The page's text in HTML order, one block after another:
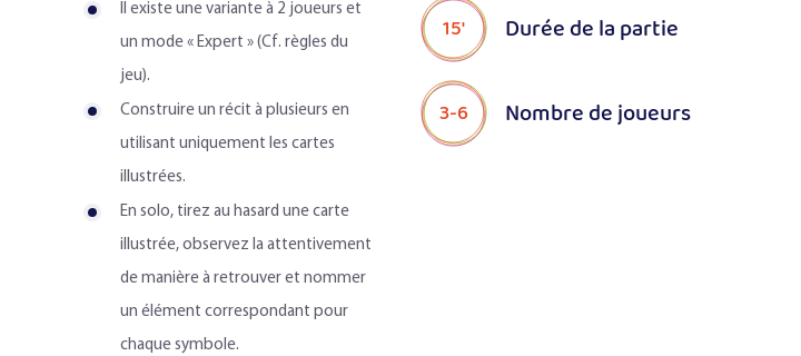
Il existe une variante à 2 joueurs et
un mode « Expert » (Cf. règles du
jeu).
Construire un récit à plusieurs en
utilisant uniquement les cartes
illustrées.
En solo, tirez au hasard une carte
illustrée, observez la attentivement
de manière à retrouver et nommer
un élément correspondant pour
chaque symbole.
15' Durée de la partie
3-6 Nombre de joueurs